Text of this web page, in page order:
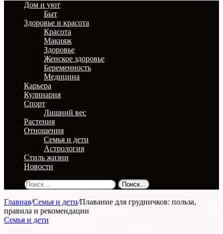
Дом и уют
Быт
Здоровье и красота
Красота
Макияж
Здоровье
Женское здоровье
Беременность
Медицина
Карьера
Кулинария
Спорт
Лишний вес
Растения
Отношения
Семья и дети
Астрология
Стиль жизни
Новости
Поиск...
Главная/Семья и дети/Плавание для грудничков: польза,
правила и рекомендации
Семья и дети